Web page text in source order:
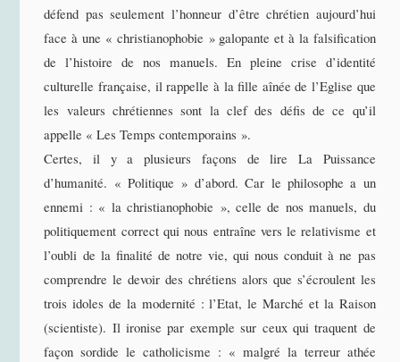
défend pas seulement l’honneur d’être chrétien aujourd’hui
face à une « christianophobie » galopante et à la falsification
de l’histoire de nos manuels. En pleine crise d’identité
culturelle française, il rappelle à la fille aînée de l’Eglise que
les valeurs chrétiennes sont la clef des défis de ce qu’il
appelle « Les Temps contemporains ».
Certes, il y a plusieurs façons de lire La Puissance
d’humanité. « Politique » d’abord. Car le philosophe a un
ennemi : « la christianophobie », celle de nos manuels, du
politiquement correct qui nous entraîne vers le relativisme et
l’oubli de la finalité de notre vie, qui nous conduit à ne pas
comprendre le devoir des chrétiens alors que s’écroulent les
trois idoles de la modernité : l’Etat, le Marché et la Raison
(scientiste). Il ironise par exemple sur ceux qui traquent de
façon sordide le catholicisme : « malgré la terreur athée